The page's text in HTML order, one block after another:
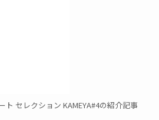
セレクション KAMEYA#4の紹介記事